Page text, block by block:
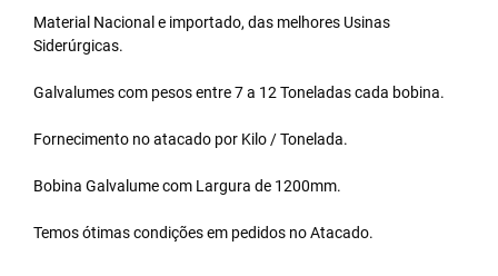
Material Nacional e importado, das melhores Usinas
Siderúrgicas.
Galvalumes com pesos entre 7 a 12 Toneladas cada bobina.
Fornecimento no atacado por Kilo / Tonelada.
Bobina Galvalumecom Largura de 1200mm.
Temos ótimas condições em pedidos no Atacado.